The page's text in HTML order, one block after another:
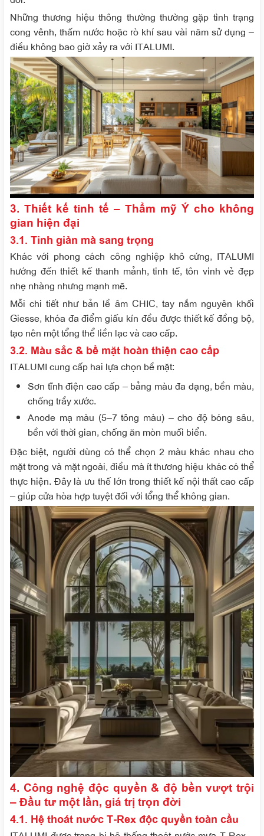
Những thương hiệu thông thường thường gặp tình trạng
cong vênh, thấm nước hoặc rò khí sau vài năm sử dụng –
điều không bao giờ xảy ra với ITALUMI.
3. Thiết kế tinh tế – Thẩm mỹ Ý cho không
gian hiện đại
3.1. Tinh giản mà sang trọng
Khác với phong cách công nghiệp khô cứng, ITALUMI
hướng đến thiết kế thanh mảnh, tinh tế, tôn vinh vẻ đẹp
nhẹ nhàng nhưng mạnh mẽ.
Mỗi chi tiết như bản lề âm CHIC, tay nắm nguyên khối
Giesse, khóa đa điểm giấu kín đều được thiết kế đồng bộ,
tạo nên một tổng thể liền lạc và cao cấp.
3.2. Màu sắc & bề mặt hoàn thiện cao cấp
ITALUMI cung cấp hai lựa chọn bề mặt:
Sơn tĩnh điện cao cấp – bảng màu đa dạng, bền màu,
chống trầy xước.
Anode mạ màu (5–7 tông màu) – cho độ bóng sâu,
bền với thời gian, chống ăn mòn muối biển.
Đặc biệt, người dùng có thể chọn 2 màu khác nhau cho
mặt trong và mặt ngoài, điều mà ít thương hiệu khác có thể
thực hiện. Đây là ưu thế lớn trong thiết kế nội thất cao cấp
– giúp cửa hòa hợp tuyệt đối với tổng thể không gian.
4. Công nghệ độc quyền & độ bền vượt trội
– Đầu tư một lần, giá trị trọn đời
4.1. Hệ thoát nước T-Rex độc quyền toàn cầu